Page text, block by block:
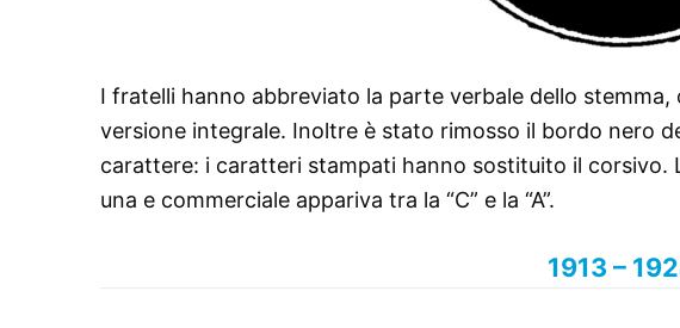
I fratelli hanno abbreviato la parte verbale dello
versione integrale. Inoltre è stato rimosso il bordo nero
carattere: i caratteri stampati hanno sostituito il corsivo.
una e commerciale appariva tra la “C” e la “A”.
1913 –